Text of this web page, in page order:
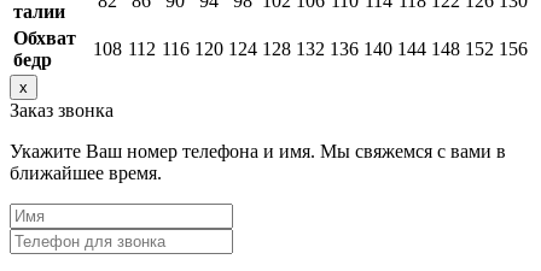
талии
Обхват
бедр
108 112 116 120 124 128 132 136 140 144 148 152 156
x
Заказ звонка
Укажите Ваш номер телефона и имя. Мы свяжемся с вами в
ближайшее время.